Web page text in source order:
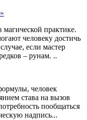
практике.
человеку достичь
если мастер
– рунам. ..
человек
става на вызов
пообщаться
надпись...